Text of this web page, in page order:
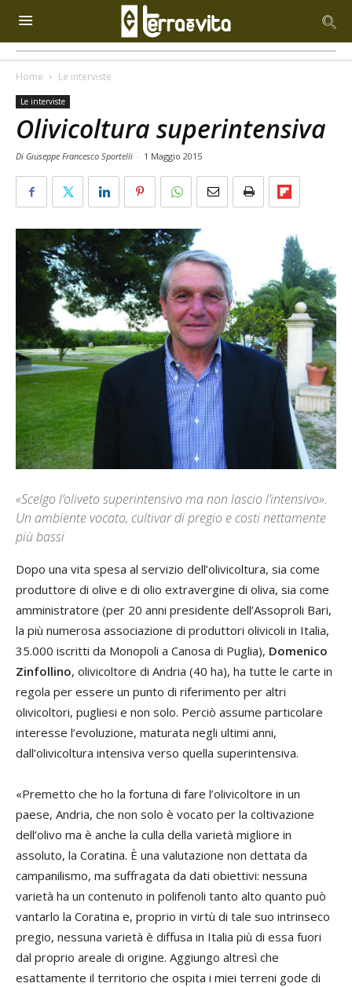
Home Le interviste
Le interviste
Olivicoltura superintensiva
Di Giuseppe Francesco Sportelli - 1 Maggio 2015
«Scelgo l’oliveto superintensivo ma non lascio l’intensivo».
Un ambiente vocato, cultivar di pregio e costi nettamente
più bassi
Dopo una vita spesa al servizio dell’olivicoltura, sia come
produttore di olive e di olio extravergine di oliva, sia come
amministratore (per 20 anni presidente dell’Assoproli Bari,
la più numerosa associazione di produttori olivicoli in Italia,
35.000 iscritti da Monopoli a Canosa di Puglia), Domenico
Zinfollino, olivicoltore di Andria (40 ha), ha tutte le carte in
regola per essere un punto di riferimento per altri
olivicoltori, pugliesi e non solo. Perciò assume particolare
interesse l’evoluzione, maturata negli ultimi anni,
dall’olivicoltura intensiva verso quella superintensiva.
«Premetto che ho la fortuna di fare l’olivicoltore in un
paese, Andria, che non solo è vocato per la coltivazione
dell’olivo ma è anche la culla della varietà migliore in
assoluto, la Coratina. È una valutazione non dettata da
campanilismo, ma suffragata da dati obiettivi: nessuna
varietà ha un contenuto in polifenoli tanto alto quanto può
vantarlo la Coratina e, proprio in virtù di tale suo intrinseco
pregio, nessuna varietà è diffusa in Italia più di essa fuori
dal proprio areale di origine. Aggiungo altresì che
esattamente il territorio che ospita i miei terreni gode di